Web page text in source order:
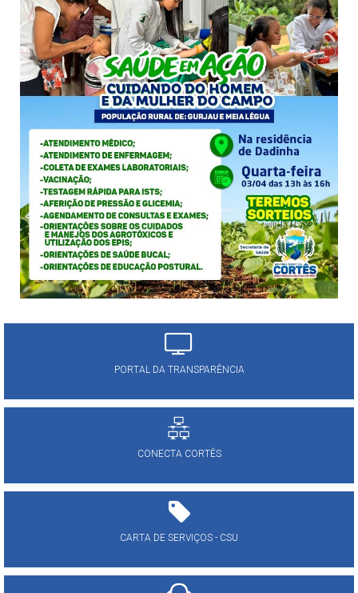
PORTAL DA TRANSPARÊNCIA
CONECTA CORTÊS
CARTA DE SERVIÇOS - CSU